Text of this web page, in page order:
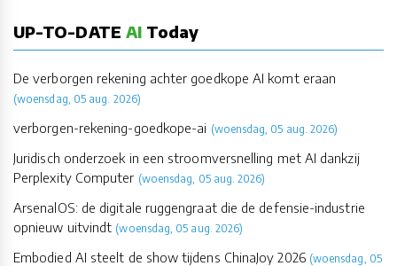
UP-TO-DATE AI Today
De verborgen rekening achter goedkope AI komt eraan
(woensdag, 05 aug. 2026)
verborgen-rekening-goedkope-ai (woensdag, 05 aug. 2026)
Juridisch onderzoek in een stroomversnelling met AI dankzij
Perplexity Computer (woensdag, 05 aug. 2026)
ArsenalOS: de digitale ruggengraat die de defensie-industrie
opnieuw uitvindt (woensdag, 05 aug. 2026)
Embodied AI steelt de show tijdens ChinaJoy 2026 (woensdag, 05